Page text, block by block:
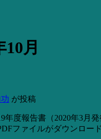
月
が投稿
年度報告書（2020年3月
ファイルがダウンロー